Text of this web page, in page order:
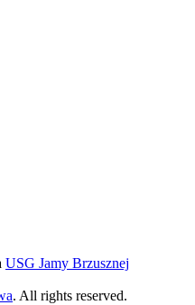
USG Jamy Brzusznej
. All rights reserved.